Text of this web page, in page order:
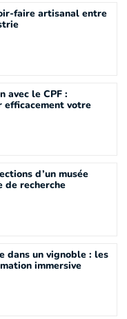
faire artisanal entre
avec le CPF :
efficacement votre
d’un musée
de recherche
dans un vignoble : les
immersive